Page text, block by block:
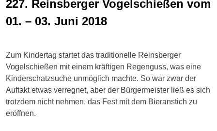
227. Reinsberger Vogelschießen vom
01. – 03. Juni 2018
Zum Kindertag startet das traditionelle Reinsberger
Vogelschießen mit einem kräftigen Regenguss, was eine
Kinderschatzsuche unmöglich machte. So war zwar der
Auftakt etwas verregnet, aber der Bürgermeister ließ es sich
trotzdem nicht nehmen, das Fest mit dem Bieranstich zu
eröffnen.